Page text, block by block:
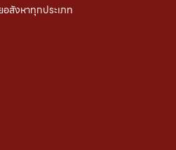
สังหาทุกประเภท